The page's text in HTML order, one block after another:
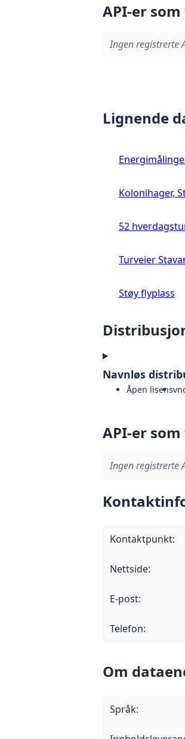
API-er
Ingen registrerte
Lignende
Kolonihager,
52
Turveier
Støy flyplass
Navnløs
Åpen lisens
API-er
Ingen registrerte
Kontaktpunkt:
Nettside:
E-post:
Telefon:
Om
Språk: